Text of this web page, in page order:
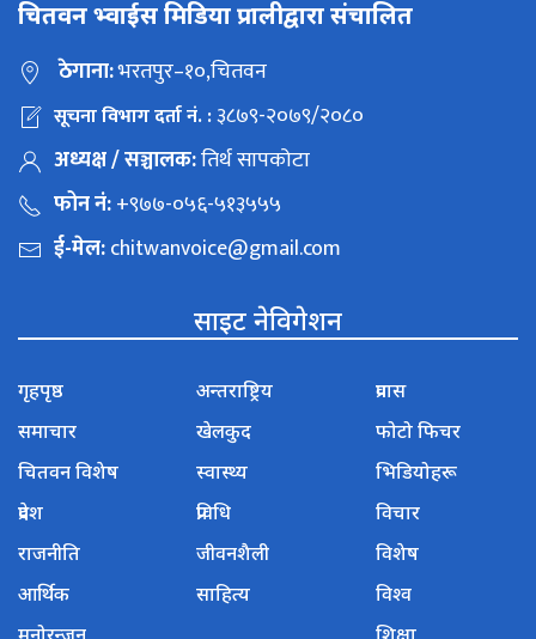
चितवन भ्वाईस मिडिया प्रालीद्वारा संचालित
ठेगाना:भरतपुर–१०,चितवन
सूचना विभाग दर्ता नं. :३८७९-२०७९/२०८०
अध्यक्ष / सञ्चालक:तिर्थ सापकोटा
फोन नं:+९७७-०५६-५१३५५५
ई-मेल:chitwanvoice@gmail.com
साइट नेविगेशन
गृहपृष्ठ
समाचार
चितवन विशेष
प्रदेश
राजनीति
आर्थिक
अन्तराष्ट्रिय
खेलकुद
स्वास्थ्य
प्रविधि
जीवनशैली
साहित्य
प्रवास
फोटो फिचर
भिडियोहरू
विचार
विशेष
विश्व